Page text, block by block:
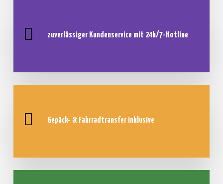
zuverlässiger Kundenservice mit 24h/7-Hotline
Gepäck- & Fahrradtransfer inklusive